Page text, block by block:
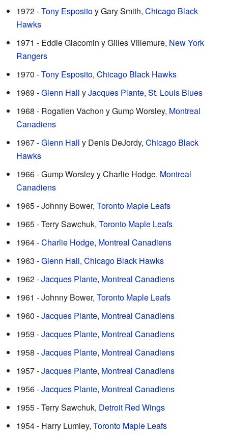
1972 -Tony Espositoy Gary Smith, Chicago Black
Hawks
1971 - Eddie Giacomin y Gilles Villemure, New York
Rangers
1970 -Tony Esposito, Chicago Black Hawks
1969 -Glenn Hall yJacques Plante, St. Louis Blues
1968 - Rogatien Vachon y Gump Worsley, Montreal
Canadiens
1967 -Glenn Hall y Denis DeJordy, Chicago Black
Hawks
1966 - Gump Worsley y Charlie Hodge, Montreal
Canadiens
1965 - Johnny Bower, Toronto Maple Leafs
1965 - Terry Sawchuk, Toronto Maple Leafs
1964 -Charlie Hodge, Montreal Canadiens
1963 -Glenn Hall, Chicago Black Hawks
1962 -Jacques Plante, Montreal Canadiens
1961 - Johnny Bower, Toronto Maple Leafs
1960 -Jacques Plante, Montreal Canadiens
1959 -Jacques Plante, Montreal Canadiens
1958 -Jacques Plante, Montreal Canadiens
1957 -Jacques Plante, Montreal Canadiens
1956 -Jacques Plante, Montreal Canadiens
1955 - Terry Sawchuk, Detroit Red Wings
1954 - Harry Lumley, Toronto Maple Leafs